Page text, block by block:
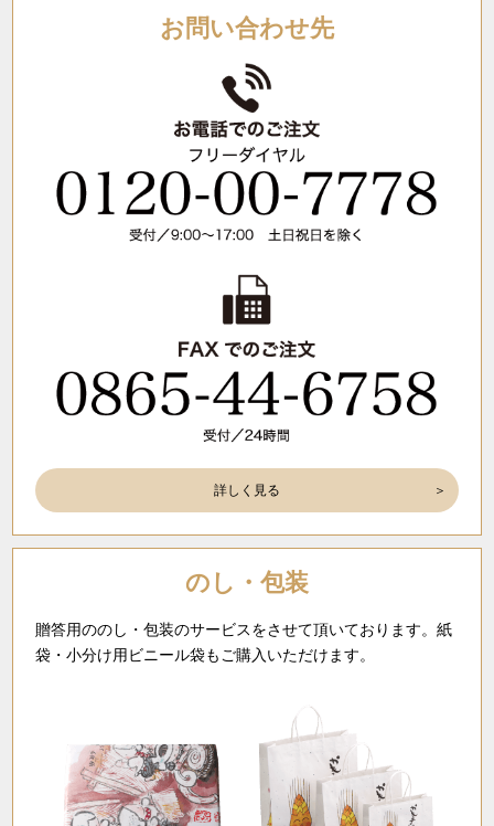
お問い合わせ先
詳しく見る
のし・包装
贈答用ののし・包装のサービスをさせて頂いております。紙
袋・小分け用ビニール袋もご購入いただけます。